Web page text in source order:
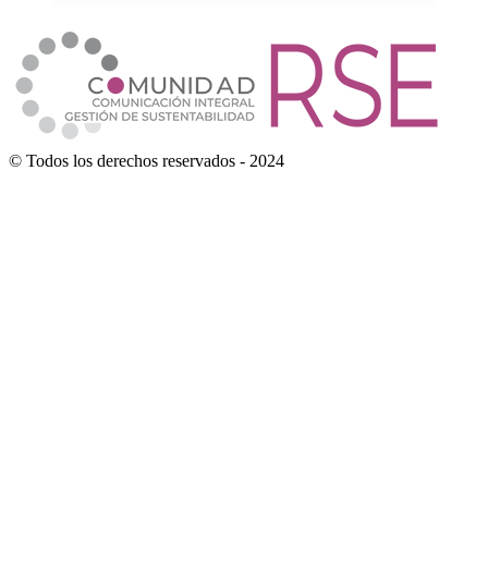
© Todos los derechos reservados - 2024